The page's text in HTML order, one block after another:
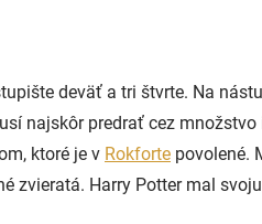
deväť a tri štvrte. Na
najskôr predrať cez
ktoré je v Rokforte povolené.
zvieratá. Harry Potter mal